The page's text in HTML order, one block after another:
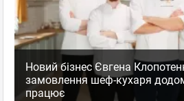
Новий бізнес Євгена
замовлення шеф-кухаря
працює